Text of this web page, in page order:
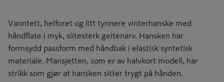
Vanntett, helforet og litt tynnere vinterhanske med
håndflate i myk, slitesterk geitenarv. Hansken har
formsydd passform med håndbak i elastisk syntetisk
materiale. Mansjetten, som er av halvkort modell, har
strikk som gjør at hansken sitter trygt på hånden.